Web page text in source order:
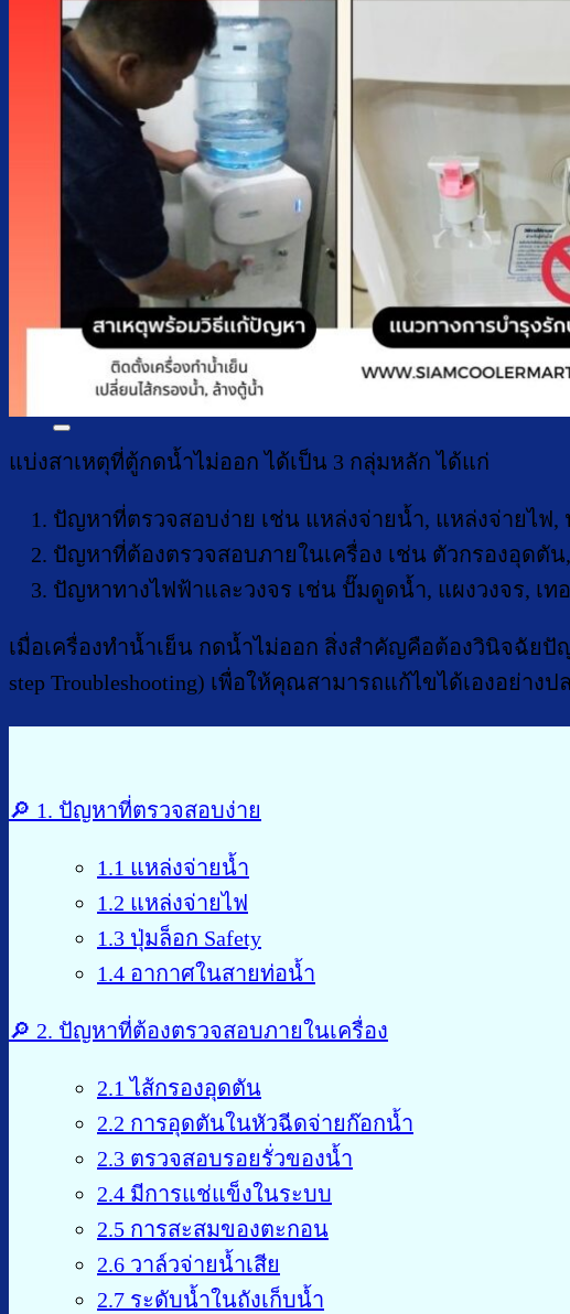
ตู้กดน้ำเย็น น้ำร้อน กรองในตัว
ตู้กดน้ำเย็น น้ำร้อน ต่อท่อประปา
ตู้กดน้ำเย็น น้ำร้อน สแตนเลส
ตู้กดน้ำเย็น มือกดเท้าเหยียบ
ล้างตู้กดน้ำเย็น
เปลี่ยนไส้กรองน้ำ
ผลงานของเรา
บทความ
เกี่ยวกับเรา
ติดต่อเรา
จำนวนผู้ใช้งาน
ค้นหา:
แบ่งสาเหตุที่ตู้กดน้ำไม่ออก ได้เป็น 3 กลุ่มหลัก ได้แก่
ปัญหาที่ตรวจสอบง่าย เช่น แหล่งจ่ายน้ำ, แหล่งจ่ายไฟ,
ปัญหาที่ต้องตรวจสอบภายในเครื่อง เช่น ตัวกรองอุดตั
ปัญหาทางไฟฟ้าและวงจร เช่น ปั๊มดูดน้ำ, แผงวงจร, เท
เมื่อเครื่องทำน้ำเย็น กดน้ำไม่ออก สิ่งสำคัญคือต้องวินิจฉัย
step Troubleshooting) เพื่อให้คุณสามารถแก้ไขได้เองอย่
🔎 1. ปัญหาที่ตรวจสอบง่าย
1.1 แหล่งจ่ายน้ำ
1.2 แหล่งจ่ายไฟ
1.3 ปุ่มล็อก Safety
1.4 อากาศในสายท่อน้ำ
🔎 2. ปัญหาที่ต้องตรวจสอบภายในเครื่อง
2.1 ไส้กรองอุดตัน
2.2 การอุดตันในหัวฉีดจ่ายก๊อกน้ำ
2.3 ตรวจสอบรอยรั่วของน้ำ
2.4 มีการแช่แข็งในระบบ
2.5 การสะสมของตะกอน
2.6 วาล์วจ่ายน้ำเสีย
2.7 ระดับน้ำในถังเก็บน้ำ